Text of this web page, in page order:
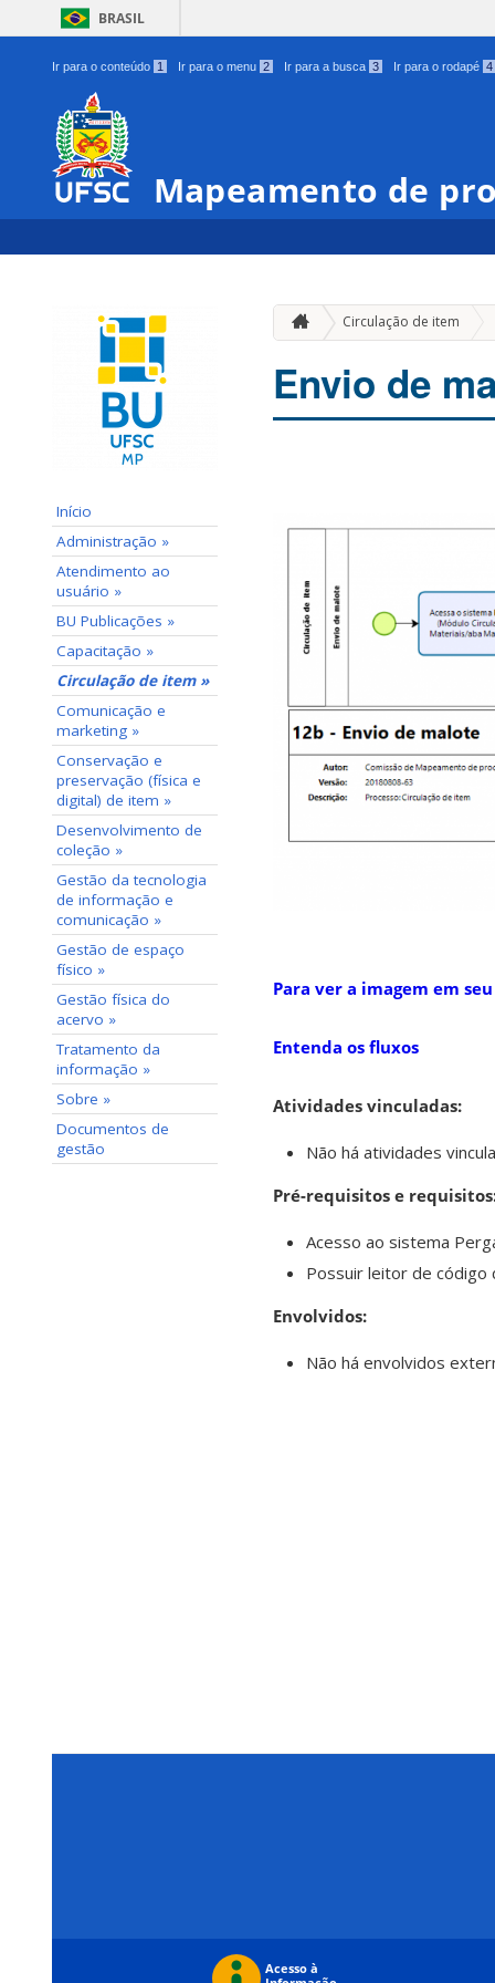
BRASIL
Ir para o conteúdo 1 Ir para o menu 2 Ir para a busca 3 Ir para o rodapé 4
Mapeamento de
Início
Administração »
Atendimento ao
usuário »
BU Publicações »
Capacitação »
Circulação de item »
Comunicação e
marketing »
Conservação e
preservação (física e
digital) de item »
Desenvolvimento de
coleção »
Gestão da tecnologia
de informação e
comunicação »
Gestão de espaço
físico »
Gestão física do
acervo »
Tratamento da
informação »
Sobre »
Documentos de
gestão
Circulação de item
Envio de
Para ver a imagem em
Entenda os fluxos
Atividades vinculadas:
Não há atividades
Pré-requisitos e
Acesso ao sistema
Possuir leitor de código
Envolvidos:
Não há envolvidos